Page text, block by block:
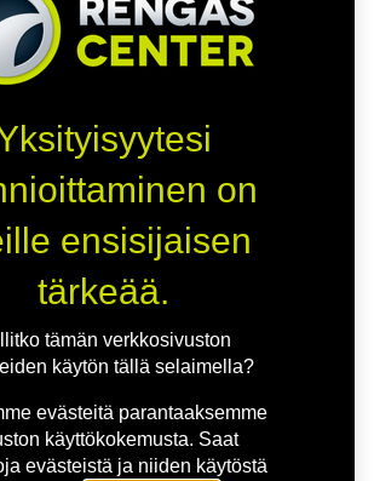
on
ensisijaisen
tärkeää.
tämän verkkosivuston
käytön tällä selaimella?
evästeitä parantaaksemme
käyttökokemusta. Saat
evästeistä ja niiden käytöstä